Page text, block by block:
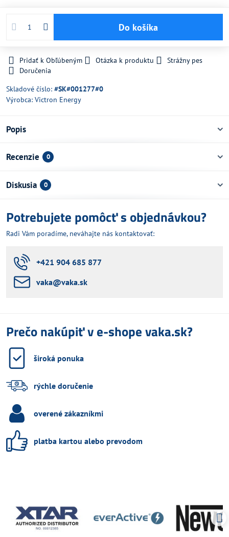
Do košíka
Pridať k Obľúbeným Otázka k produktu
Strážny pes
Doručenia
Skladové číslo: #SK#001277#0
Výrobca: Victron Energy
Popis
Recenzie 0
Diskusia 0
Potrebujete pomôcť s objednávkou?
Radi Vám poradíme, neváhajte nás kontaktovať:
+421 904 685 877
vaka​@vaka​.sk
Prečo nakúpiť v e-shope vaka.sk?
široká ponuka
rýchle doručenie
overené zákazníkmi
platba kartou alebo prevodom